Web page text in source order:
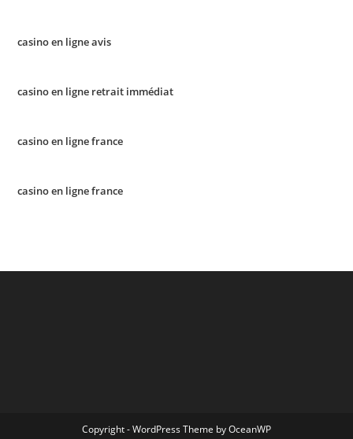
casino en ligne avis
casino en ligne retrait immédiat
casino en ligne france
casino en ligne france
Copyright - WordPress Theme by OceanWP